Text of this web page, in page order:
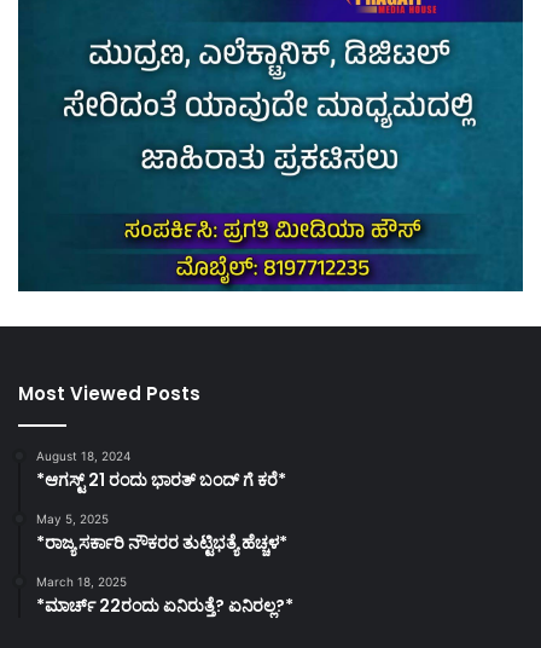
Most Viewed Posts
August 18, 2024
*ಆಗಸ್ಟ್ 21 ರಂದು ಭಾರತ್‌ ಬಂದ್‌ ಗೆ ಕರೆ*
May 5, 2025
*ರಾಜ್ಯ ಸರ್ಕಾರಿ ನೌಕರರ ತುಟ್ಟಿಭತ್ಯೆ ಹೆಚ್ಚಳ*
March 18, 2025
*ಮಾರ್ಚ್ 22ರಂದು ಏನಿರುತ್ತೆ? ಏನಿರಲ್ಲ?*